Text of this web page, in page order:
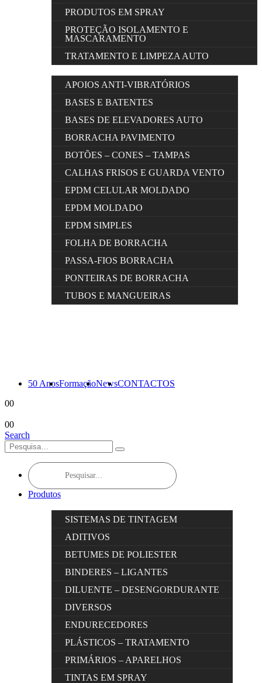
PRODUTOS EM SPRAY
PROTEÇÃO ISOLAMENTO E
MASCARAMENTO
TRATAMENTO E LIMPEZA AUTO
APOIOS ANTI-VIBRATÓRIOS
BASES E BATENTES
BASES DE ELEVADORES AUTO
BORRACHA PAVIMENTO
BOTÕES – CONES – TAMPAS
CALHAS FRISOS E GUARDA VENTO
EPDM CELULAR MOLDADO
EPDM MOLDADO
EPDM SIMPLES
FOLHA DE BORRACHA
PASSA-FIOS BORRACHA
PONTEIRAS DE BORRACHA
TUBOS E MANGUEIRAS
50 AnosFormaçãoNewsCONTACTOS
00
00
Search
Products
search
Produtos
SISTEMAS DE TINTAGEM
ADITIVOS
BETUMES DE POLIESTER
BINDERES – LIGANTES
DILUENTE – DESENGORDURANTE
DIVERSOS
ENDURECEDORES
PLÁSTICOS – TRATAMENTO
PRIMÁRIOS – APARELHOS
TINTAS EM SPRAY